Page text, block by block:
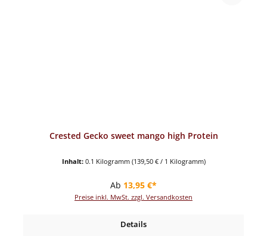
Crested Gecko sweet mango high Protein
Inhalt: 0.1 Kilogramm (139,50 € / 1 Kilogramm)
Regulärer Preis:
Ab 13,95 €*
Preise inkl. MwSt. zzgl. Versandkosten
Details